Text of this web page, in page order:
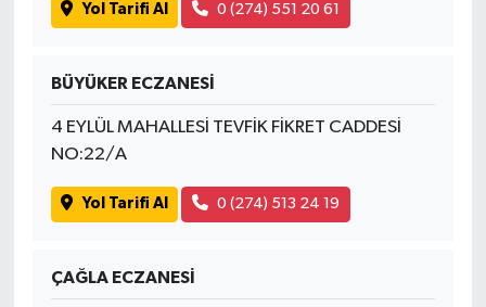
Yol Tarifi Al 0 (274) 551 20 61
BÜYÜKER ECZANESİ
4 EYLÜL MAHALLESİ TEVFİK FİKRET CADDESİ
NO:22/A
Yol Tarifi Al 0 (274) 513 24 19
ÇAĞLA ECZANESİ